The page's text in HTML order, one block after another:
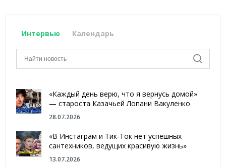
Интервью Календарь
«Каждый день верю, что я вернусь домой»
— староста Казачьей Лопани Вакуленко
28.07.2026
«В Инстаграм и Тик-Ток нет успешных
сантехников, ведущих красивую жизнь»
13.07.2026